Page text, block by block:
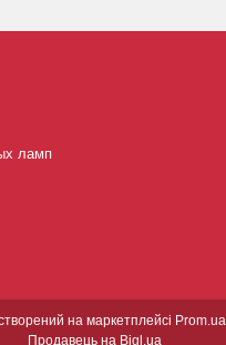
ламп
на маркетплейсі Prom.ua
Продавець на Bigl.ua